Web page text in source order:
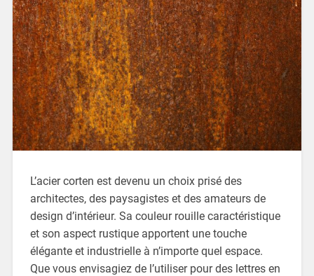
L’acier corten est devenu un choix prisé des
architectes, des paysagistes et des amateurs de
design d’intérieur. Sa couleur rouille caractéristique
et son aspect rustique apportent une touche
élégante et industrielle à n’importe quel espace.
Que vous envisagiez de l’utiliser pour des lettres en